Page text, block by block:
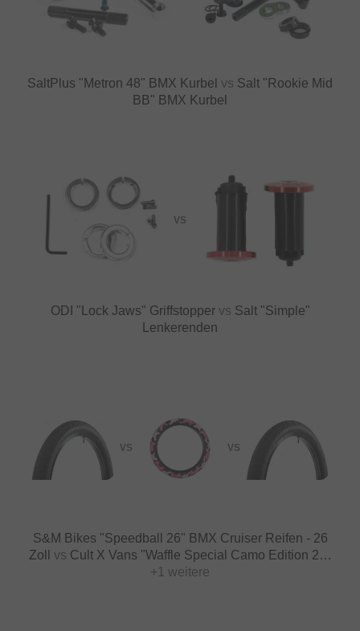
SaltPlus "Metron 48" BMX Kurbel vs Salt "Rookie Mid
BB" BMX Kurbel
VS
ODI "Lock Jaws" Griffstopper vs Salt "Simple"
Lenkerenden
VS VS
S&M Bikes "Speedball 26" BMX Cruiser Reifen - 26
Zoll vs Cult X Vans "Waffle Special Camo Edition 29"
BMX Cruiser Reifen - 29 Zoll
+1 weitere